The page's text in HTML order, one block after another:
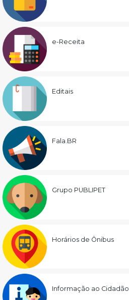
e-Receita
Editais
Fala.BR
Grupo PUBLIPET
Horários de Ônibus
Informação ao Cidadão